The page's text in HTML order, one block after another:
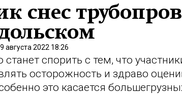
снес
августа 2022 18:26
станет спорить с тем, что
осторожность и здраво
это касается